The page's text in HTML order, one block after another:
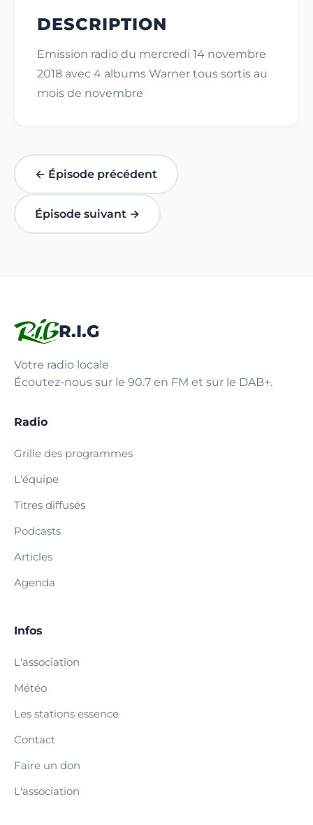
DESCRIPTION
Emission radio du mercredi 14 novembre
2018 avec 4 albums Warner tous sortis au
mois de novembre
← Épisode précédent
Épisode suivant →
R.I.G
Votre radio locale
Écoutez-nous sur le 90.7 en FM et sur le DAB+.
Radio
Grille des programmes
L'équipe
Titres diffusés
Podcasts
Articles
Agenda
Infos
L'association
Météo
Les stations essence
Contact
Faire un don
L'association